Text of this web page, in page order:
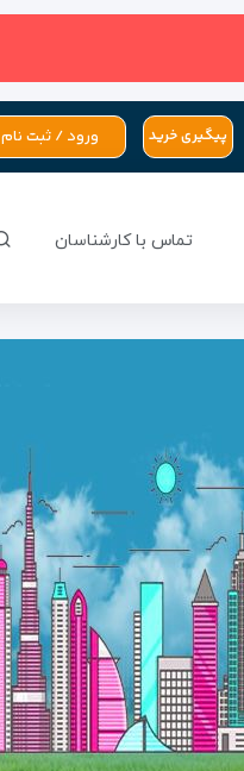
پیگیری خرید ورود / ثبت نام
تماس با کارشناسان